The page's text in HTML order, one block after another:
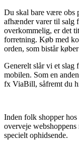
Du skal bare være obs
afhænder varer til salg
overkommelig, er det
forretning. Køb med
orden, som bistår
Generelt slår vi et slag
mobilen. Som en
fx ViaBill, såfremt du
Inden folk shopper
overveje
specielt ophidsende.